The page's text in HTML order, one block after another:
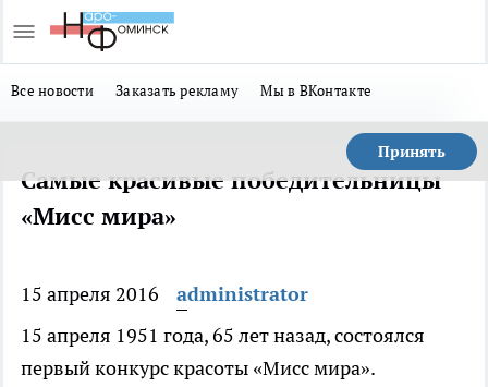
Все новости Заказать рекламу Мы в ВКонтакте
Принять
Самые красивые победительницы
«Мисс мира»
15 апреля 2016
administrator
15 апреля 1951 года, 65 лет назад, состоялся
первый конкурс красоты «Мисс мира».